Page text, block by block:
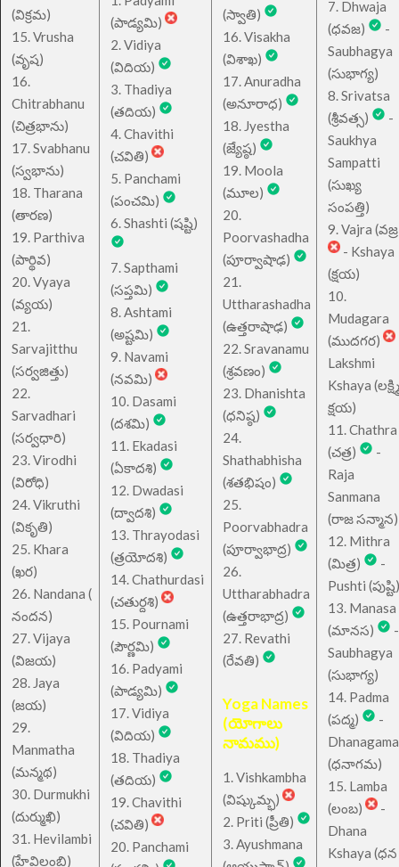
(విక్రమ)
15. Vrusha
(వృష)
16.
Chitrabhanu
(చిత్రభాను)
17. Svabhanu
(స్వభాను)
18. Tharana
(తారణ)
19. Parthiva
(పార్థివ)
20. Vyaya
(వ్యయ)
21.
Sarvajitthu
(సర్వజిత్తు)
22.
Sarvadhari
(సర్వధారి)
23. Virodhi
(విరోధి)
24. Vikruthi
(వికృతి)
25. Khara
(ఖర)
26. Nandana (
నందన)
27. Vijaya
(విజయ)
28. Jaya
(జయ)
29.
Manmatha
(మన్మథ)
30. Durmukhi
(దుర్ముఖి)
31. Hevilambi
(హేవిలంబి)
(పాడ్యమి)
2. Vidiya
(విదియ)
3. Thadiya
(తదియ)
4. Chavithi
(చవితి)
5. Panchami
(పంచమి)
6. Shashti (షష్టి)
7. Sapthami
(సప్తమి)
8. Ashtami
(అష్టమి)
9. Navami
(నవమి)
10. Dasami
(దశమి)
11. Ekadasi
(ఏకాదశి)
12. Dwadasi
(ద్వాదశి)
13. Thrayodasi
(త్రయోదశి)
14. Chathurdasi
(చతుర్దశి)
15. Pournami
(పౌర్ణమి)
16. Padyami
(పాడ్యమి)
17. Vidiya
(విదియ)
18. Thadiya
(తదియ)
19. Chavithi
(చవితి)
20. Panchami
(స్వాతి)
16. Visakha
(విశాఖ)
17. Anuradha
(అనూరాధ)
18. Jyestha
(జ్యేష్ఠ)
19. Moola
(మూల)
20.
Poorvashadha
(పూర్వాషాఢ)
21.
Uttharashadha
(ఉత్తరాషాఢ)
22. Sravanamu
(శ్రవణం)
23. Dhanishta
(ధనిష్ఠ)
24.
Shathabhisha
(శతభిషం)
25.
Poorvabhadra
(పూర్వాభాద్ర)
26.
Uttharabhadra
(ఉత్తరాభాద్ర)
27. Revathi
(రేవతి)
Yoga Names
(యోగాలు
నామము)
1. Vishkambha
(విష్కుమ్భ)
2. Priti (ప్రీతి)
3. Ayushmana
7. Dhwaja
(ధవజ)
-
Saubhagya
(సుభాగ్య)
8. Srivatsa
(శ్రీవత్స)
-
Saukhya
Sampatti
(సుఖ్య
సంపత్తి)
9. Vajra
- Kshaya
(క్షయ)
10.
Mudagara
(ముదగర)
Lakshmi
Kshaya (లక్ష్మి
క్షయ)
11. Chathra
(చత్ర)
-
Raja
Sanmana
(రాజ సన్మాన)
12. Mithra
(మిత్ర)
-
Pushti (పుష్టి)
13. Manasa
(మానస)
-
Saubhagya
(సుభాగ్య)
14. Padma
(పద్మ)
-
Dhanagama
(ధనాగమ)
15. Lamba
(లంబ)
-
Dhana
Kshaya (ధన